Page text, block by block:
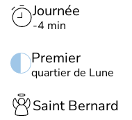
Journée
-4 min
Premier
quartier de Lune
Saint Bernard